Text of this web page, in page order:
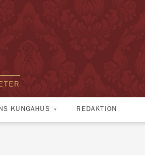
KUNGAHUS REDAKTION